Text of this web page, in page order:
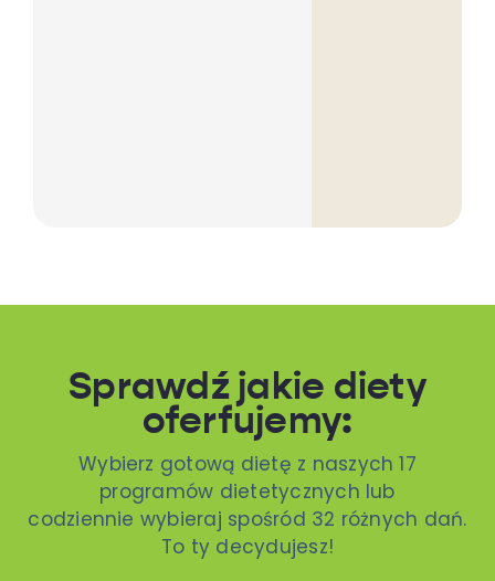
Sprawdź jakie diety
oferfujemy:
Wybierz gotową dietę z naszych 17
programów dietetycznych lub
codziennie wybieraj spośród 32 różnych dań.
To ty decydujesz!